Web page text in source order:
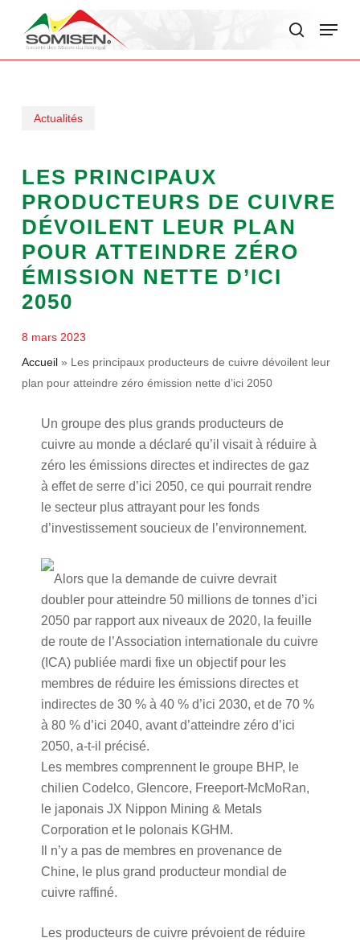
Menu
Actualités
LES PRINCIPAUX
PRODUCTEURS DE CUIVRE
DÉVOILENT LEUR PLAN
POUR ATTEINDRE ZÉRO
ÉMISSION NETTE D’ICI
2050
8 mars 2023
Accueil» Les principaux producteurs de cuivre dévoilent leur
plan pour atteindre zéro émission nette d’ici 2050
Un groupe des plus grands producteurs de
cuivre au monde a déclaré qu’il visait à réduire à
zéro les émissions directes et indirectes de gaz
à effet de serre d’ici 2050, ce qui pourrait rendre
le secteur plus attrayant pour les fonds
d’investissement soucieux de l’environnement.
Alors que la demande de cuivre devrait
doubler pour atteindre 50 millions de tonnes d’ici
2050 par rapport aux niveaux de 2020, la feuille
de route de l’Association internationale du cuivre
(ICA) publiée mardi fixe un objectif pour les
membres de réduire les émissions directes et
indirectes de 30 % à 40 % d’ici 2030, et de 70 %
à 80 % d’ici 2040, avant d’atteindre zéro d’ici
2050, a-t-il précisé.
Les membres comprennent le groupe BHP, le
chilien Codelco, Glencore, Freeport-McMoRan,
le japonais JX Nippon Mining & Metals
Corporation et le polonais KGHM.
Il n’y a pas de membres en provenance de
Chine, le plus grand producteur mondial de
cuivre raffiné.
Les producteurs de cuivre prévoient de réduire